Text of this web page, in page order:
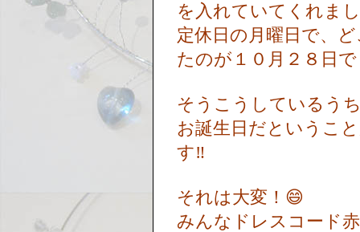
を入れていてくれま
定休日の月曜日で、
たのが１０月２８日
そうこうしているう
お誕生日だというこ
す‼️
それは大変！😄
みんなドレスコード